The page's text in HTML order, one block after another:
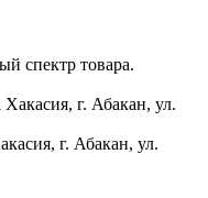
спектр товара.
г. Абакан, ул.